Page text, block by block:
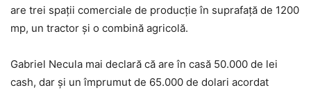
are trei spaţii comerciale de producţie în suprafaţă de 1200
mp, un tractor şi o combină agricolă.
Gabriel Necula mai declară că are în casă 50.000 de lei
cash, dar şi un împrumut de 65.000 de dolari acordat